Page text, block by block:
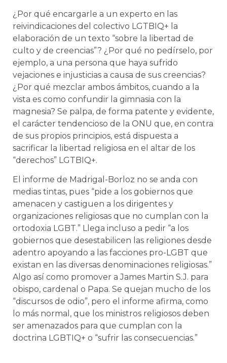
¿Por qué encargarle a un experto en las
reivindicaciones del colectivo LGTBIQ+ la
elaboración de un texto “sobre la libertad de
culto y de creencias”? ¿Por qué no pedírselo, por
ejemplo, a una persona que haya sufrido
vejaciones e injusticias a causa de sus creencias?
¿Por qué mezclar ambos ámbitos, cuando a la
vista es como confundir la gimnasia con la
magnesia? Se palpa, de forma patente y evidente,
el carácter tendencioso de la ONU que, en contra
de sus propios principios, está dispuesta a
sacrificar la libertad religiosa en el altar de los
“derechos” LGTBIQ+.
El informe de Madrigal-Borloz no se anda con
medias tintas, pues “pide a los gobiernos que
amenacen y castiguen a los dirigentes y
organizaciones religiosas que no cumplan con la
ortodoxia LGBT.” Llega incluso a pedir “a los
gobiernos que desestabilicen las religiones desde
adentro apoyando a las facciones pro-LGBT que
existan en las diversas denominaciones religiosas.”
Algo así como promover a James Martin S.J. para
obispo, cardenal o Papa. Se quejan mucho de los
“discursos de odio”, pero el informe afirma, como
lo más normal, que los ministros religiosos deben
ser amenazados para que cumplan con la
doctrina LGBTIQ+ o “sufrir las consecuencias.”